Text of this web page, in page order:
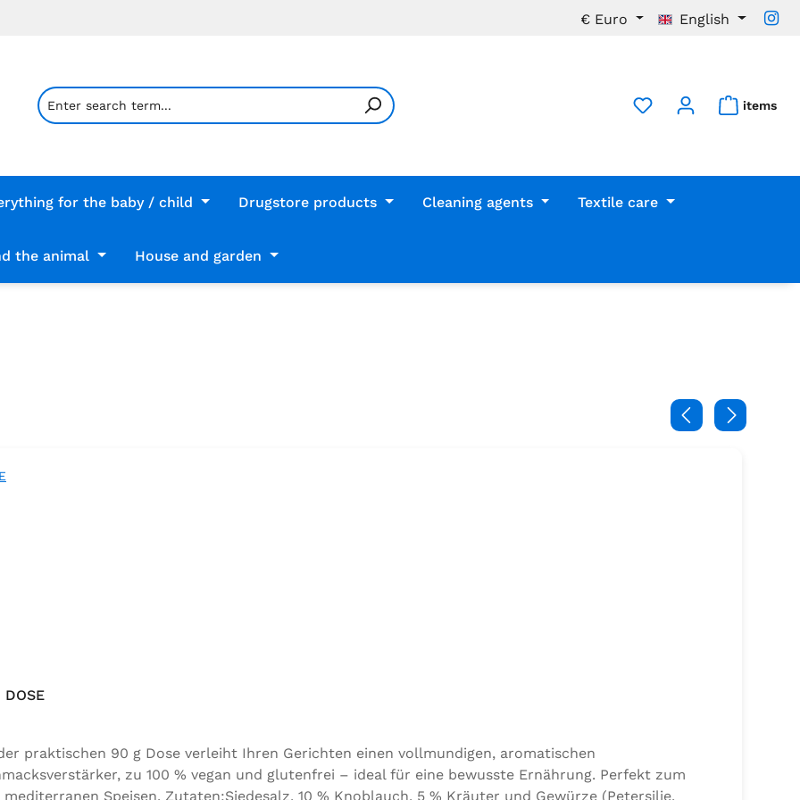
€ Euro English
items
for the baby / child Drugstore products Cleaning agents Textile care
the animal House and garden
praktischen 90 g Dose verleiht Ihren Gerichten einen vollmundigen, aromatischen
zu 100 % vegan und glutenfrei – ideal für eine bewusste Ernährung. Perfekt zum
Speisen. Zutaten:Siedesalz, 10 % Knoblauch, 5 % Kräuter und Gewürze (Petersilie,